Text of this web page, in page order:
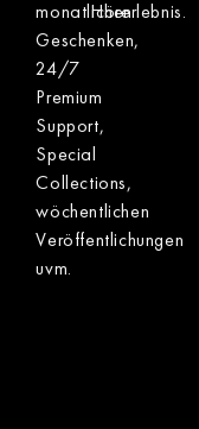
monatlichen
Geschenken,
24/7
Premium
Support,
Special
Collections,
wöchentlichen
Veröffentlichungen
uvm.
Hörerlebnis.